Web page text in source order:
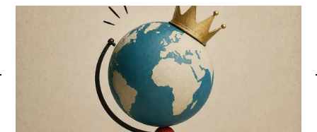
Спасылка без VPN